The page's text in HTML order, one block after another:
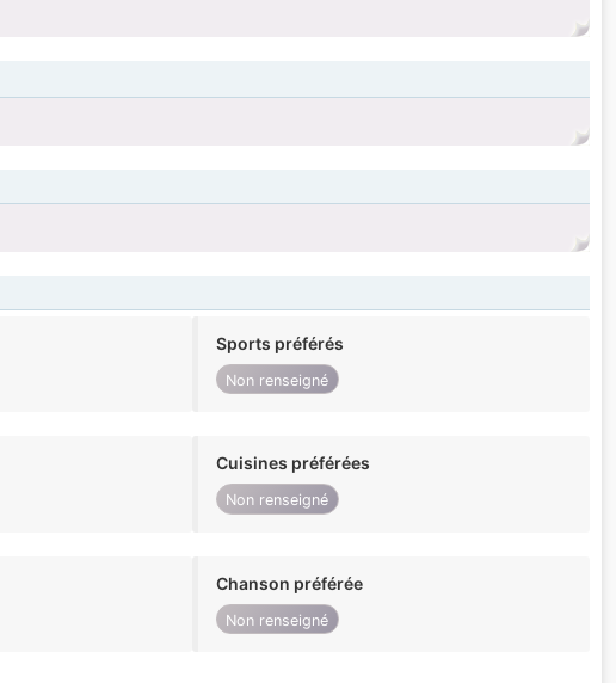
Sports préférés
Non renseigné
Cuisines préférées
Non renseigné
Chanson préférée
Non renseigné